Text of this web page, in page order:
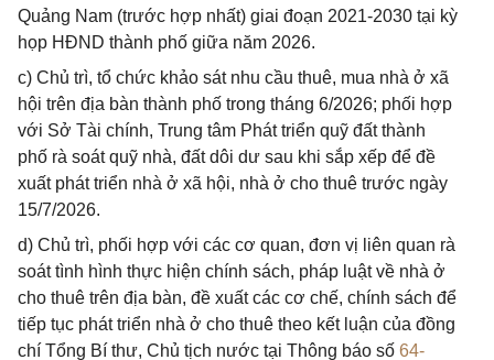
Quảng Nam (trước hợp nhất) giai đoạn 2021-2030 tại kỳ
họp HĐND thành phố giữa năm 2026.
c) Chủ trì, tổ chức khảo sát nhu cầu thuê, mua nhà ở xã
hội trên địa bàn thành phố trong tháng 6/2026; phối hợp
với Sở Tài chính, Trung tâm Phát triển quỹ đất thành
phố rà soát quỹ nhà, đất dôi dư sau khi sắp xếp để đề
xuất phát triển nhà ở xã hội, nhà ở cho thuê trước ngày
15/7/2026.
d) Chủ trì, phối hợp với các cơ quan, đơn vị liên quan rà
soát tình hình thực hiện chính sách, pháp luật về nhà ở
cho thuê trên địa bàn, đề xuất các cơ chế, chính sách để
tiếp tục phát triển nhà ở cho thuê theo kết luận của đồng
chí Tổng Bí thư, Chủ tịch nước tại Thông báo số 64-